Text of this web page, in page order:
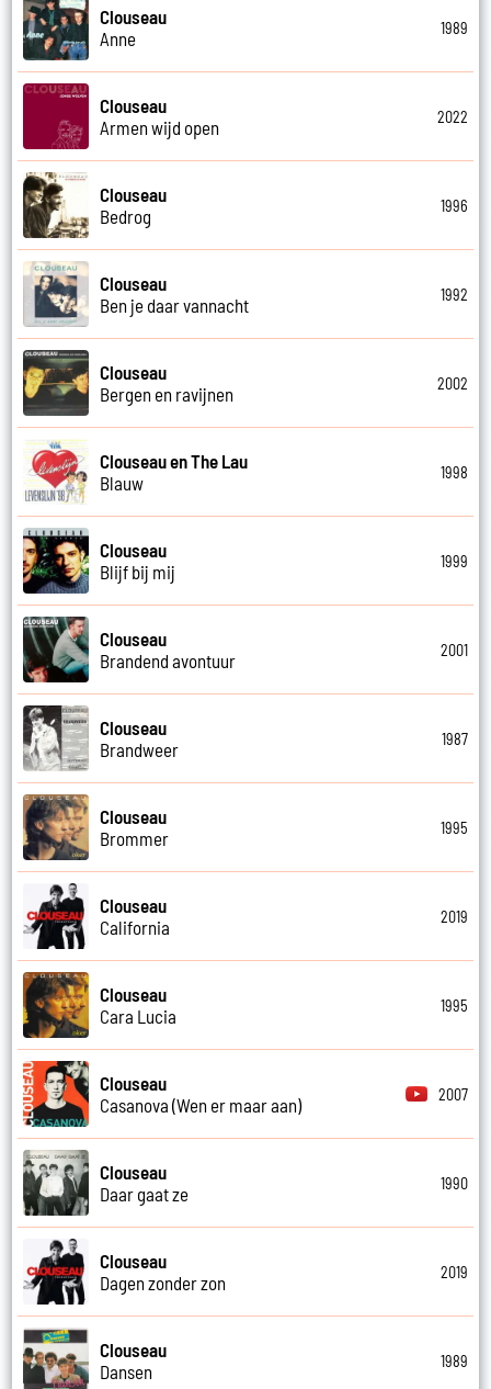
Clouseau
Anne
1989
Clouseau
Armen wijd open
2022
Clouseau
Bedrog
1996
Clouseau
Ben je daar vannacht
1992
Clouseau
Bergen en ravijnen
2002
Clouseau en The Lau
Blauw
1998
Clouseau
Blijf bij mij
1999
Clouseau
Brandend avontuur
2001
Clouseau
Brandweer
1987
Clouseau
Brommer
1995
Clouseau
California
2019
Clouseau
Cara Lucia
1995
Clouseau
Casanova (Wen er maar aan)
2007
Clouseau
Daar gaat ze
1990
Clouseau
Dagen zonder zon
2019
Clouseau
Dansen
1989